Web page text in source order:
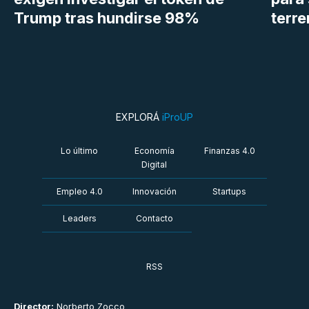
Trump tras hundirse 98%
Director: Norberto Zocco
EXPLORÁ iProUP
Lo último
Economía
Digital
Finanzas 4.0
Empleo 4.0 Innovación Startups
Leaders Contacto
RSS